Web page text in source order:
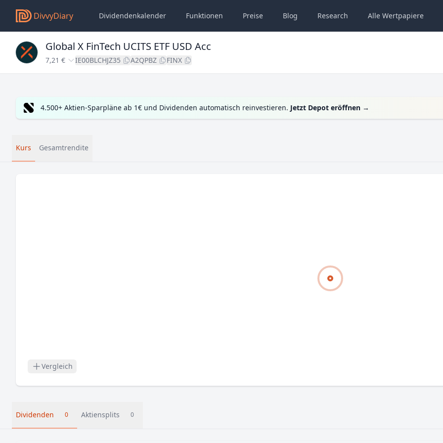
DivvyDiary Dividendenkalender Funktionen Preise Blog Research Alle Wertpapiere
Global X FinTech UCITS ETF USD Acc
7,21 € IE00BLCHJZ35 A2QPBZ FINX
4.500+ Aktien-Sparpläne ab 1€ und Dividenden automatisch reinvestieren. Jetzt Depot eröffnen →
Kurs Gesamtrendite
Vergleich
Dividenden 0 Aktiensplits 0